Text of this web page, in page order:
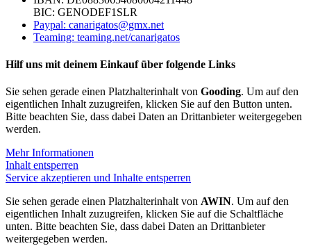
BIC: GENODEF1SLR
Paypal: canarigatos@gmx.net
Teaming: teaming.net/canarigatos
Hilf uns mit deinem Einkauf über folgende Links
Sie sehen gerade einen Platzhalterinhalt von Gooding. Um auf den
eigentlichen Inhalt zuzugreifen, klicken Sie auf den Button unten.
Bitte beachten Sie, dass dabei Daten an Drittanbieter weitergegeben
werden.
Mehr Informationen
Inhalt entsperren
Service akzeptieren und Inhalte entsperren
Sie sehen gerade einen Platzhalterinhalt von AWIN. Um auf den
eigentlichen Inhalt zuzugreifen, klicken Sie auf die Schaltfläche
unten. Bitte beachten Sie, dass dabei Daten an Drittanbieter
weitergegeben werden.